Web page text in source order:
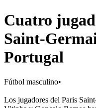
Cuatro
Saint-
Portugal
Fútbol masculino•
Los jugadores del Paris